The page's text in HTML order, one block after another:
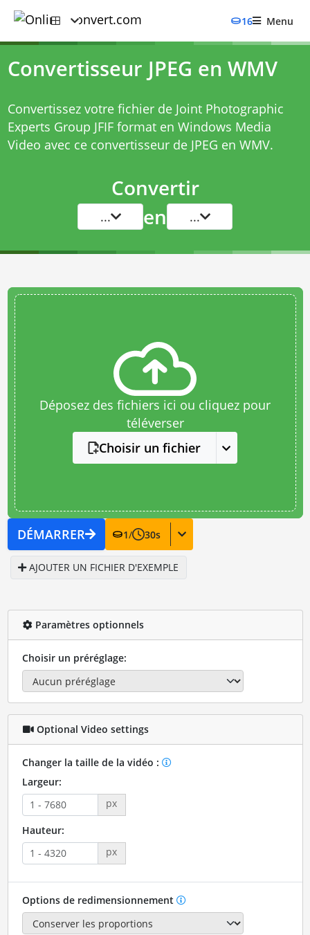
16 Menu
Convertisseur JPEG en WMV
Convertissez votre fichier de Joint Photographic
Experts Group JFIF format en Windows Media
Video avec ce convertisseur de JPEG en WMV.
Convertir
... en ...
Déposez des fichiers ici ou cliquez pour
téléverser
Choisir un fichier
DÉMARRER 1/ 30s
AJOUTER UN FICHIER D'EXEMPLE
Paramètres optionnels
Choisir un préréglage:
Optional Video settings
Changer la taille de la vidéo :
Largeur:
px
Hauteur:
px
Options de redimensionnement